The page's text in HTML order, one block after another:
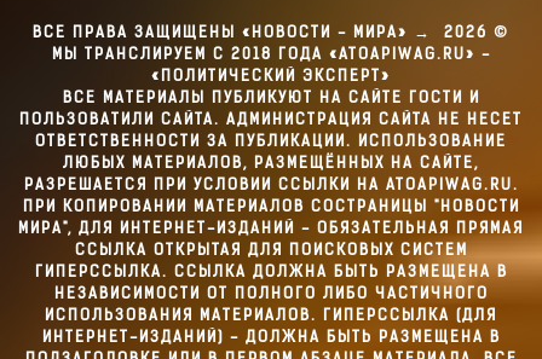
ВСЕ ПРАВА ЗАЩИЩЕНЫ «НОВОСТИ - МИРА» → 2026 ©
МЫ ТРАНСЛИРУЕМ С 2018 ГОДА «ATOAPIWAG.RU» -
«ПОЛИТИЧЕСКИЙ ЭКСПЕРТ»
ВСЕ МАТЕРИАЛЫ ПУБЛИКУЮТ НА САЙТЕ ГОСТИ И
ПОЛЬЗОВАТИЛИ САЙТА. АДМИНИСТРАЦИЯ САЙТА НЕ НЕСЕТ
ОТВЕТСТВЕННОСТИ ЗА ПУБЛИКАЦИИ. ИСПОЛЬЗОВАНИЕ
ЛЮБЫХ МАТЕРИАЛОВ, РАЗМЕЩЁННЫХ НА САЙТЕ,
РАЗРЕШАЕТСЯ ПРИ УСЛОВИИ ССЫЛКИ НА ATOAPIWAG.RU.
ПРИ КОПИРОВАНИИ МАТЕРИАЛОВ СОСТРАНИЦЫ "НОВОСТИ
МИРА", ДЛЯ ИНТЕРНЕТ-ИЗДАНИЙ - ОБЯЗАТЕЛЬНАЯ ПРЯМАЯ
ССЫЛКА ОТКРЫТАЯ ДЛЯ ПОИСКОВЫХ СИСТЕМ
ГИПЕРССЫЛКА. ССЫЛКА ДОЛЖНА БЫТЬ РАЗМЕЩЕНА В
НЕЗАВИСИМОСТИ ОТ ПОЛНОГО ЛИБО ЧАСТИЧНОГО
ИСПОЛЬЗОВАНИЯ МАТЕРИАЛОВ. ГИПЕРССЫЛКА (ДЛЯ
ИНТЕРНЕТ-ИЗДАНИЙ) - ДОЛЖНА БЫТЬ РАЗМЕЩЕНА В